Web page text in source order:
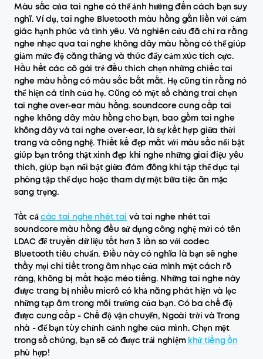
Màu sắc của tai nghe có thể ảnh hưởng đến cách bạn suy
nghĩ. Ví dụ, tai nghe Bluetooth màu hồng gắn liền với cảm
giác hạnh phúc và tình yêu. Và nghiên cứu đã chỉ ra rằng
nghe nhạc qua tai nghe không dây màu hồng có thể giúp
giảm mức độ căng thẳng và thúc đẩy cảm xúc tích cực.
Hầu hết các cô gái trẻ đều thích chọn những chiếc tai
nghe màu hồng có màu sắc bắt mắt. Họ cũng tin rằng nó
thể hiện cá tính của họ. Cũng có một số chàng trai chọn
tai nghe over-ear màu hồng. soundcore cung cấp tai
nghe không dây màu hồng cho bạn, bao gồm tai nghe
không dây và tai nghe over-ear, là sự kết hợp giữa thời
trang và công nghệ. Thiết kế đẹp mắt với màu sắc nổi bật
giúp bạn trông thật xinh đẹp khi nghe những giai điệu yêu
thích, giúp bạn nổi bật giữa đám đông khi tập thể dục tại
phòng tập thể dục hoặc tham dự một bữa tiệc ăn mặc
sang trọng.
Tất cảcác tai nghe nhét tai và tai nghe nhét tai
soundcore màu hồng đều sử dụng công nghệ mới có tên
LDAC để truyền dữ liệu tốt hơn 3 lần so với codec
Bluetooth tiêu chuẩn. Điều này có nghĩa là bạn sẽ nghe
thấy mọi chi tiết trong âm nhạc của mình một cách rõ
ràng, không bị mất hoặc méo tiếng. Những tai nghe này
được trang bị nhiều micrô có khả năng phát hiện và lọc
những tạp âm trong môi trường của bạn. Có ba chế độ
được cung cấp - Chế độ vận chuyển, Ngoài trời và Trong
nhà - để bạn tùy chỉnh cảnh nghe của mình. Chọn một
trong số chúng, bạn sẽ có được trải nghiệm khử tiếng ồn
phù hợp!